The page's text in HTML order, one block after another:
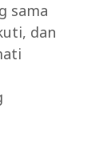
sama
dan